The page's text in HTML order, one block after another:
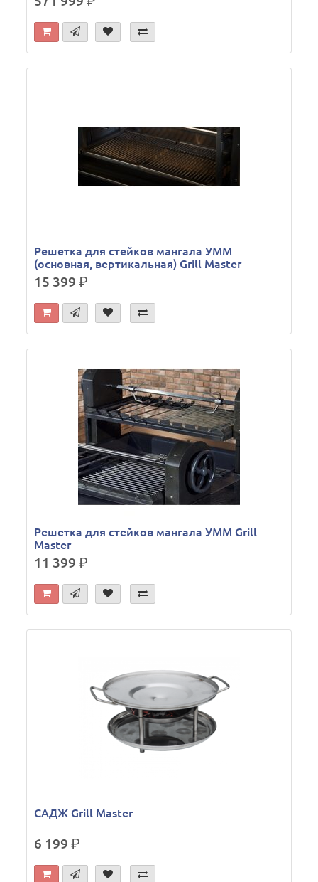
Решетка для стейков мангала УММ
(основная, вертикальная) Grill Master
15 399р.
Решетка для стейков мангала УММ Grill
Master
11 399р.
САДЖ Grill Master
6 199р.